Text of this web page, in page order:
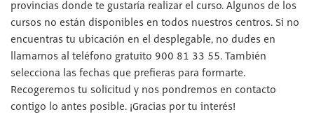
provincias donde te gustaría realizar el curso. Algunos de los
cursos no están disponibles en todos nuestros centros. Si no
encuentras tu ubicación en el desplegable, no dudes en
llamarnos al teléfono gratuito 900 81 33 55. También
selecciona las fechas que prefieras para formarte.
Recogeremos tu solicitud y nos pondremos en contacto
contigo lo antes posible. ¡Gracias por tu interés!